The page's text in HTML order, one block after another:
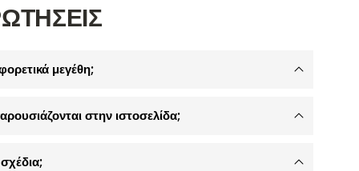
μεγέθη;
στην ιστοσελίδα;